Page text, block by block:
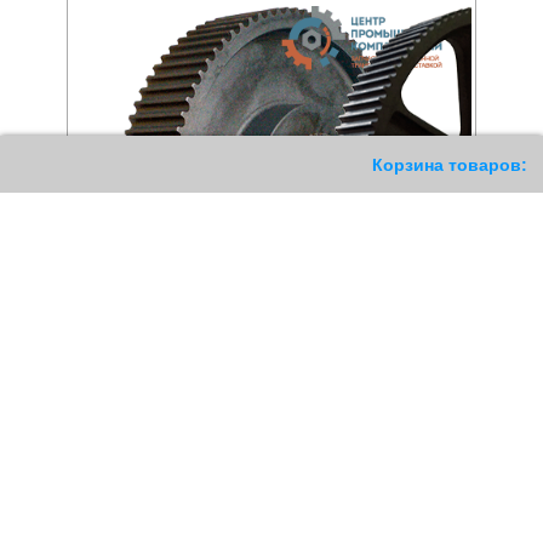
Корзина товаров: